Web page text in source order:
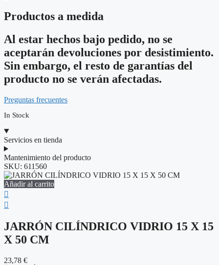
Productos a medida
Al estar hechos bajo pedido, no se
aceptarán devoluciones por desistimiento.
Sin embargo, el resto de garantías del
producto no se verán afectadas.
Preguntas frecuentes
In Stock
Servicios en tienda
Mantenimiento del producto
SKU: 611560
Añadir al carrito
JARRÓN CILÍNDRICO VIDRIO 15 X 15
X 50 CM
23,78 €